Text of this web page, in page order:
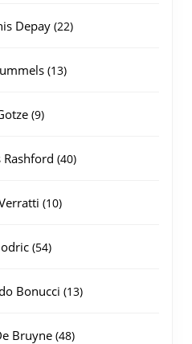
Depay 2222
1313
99
Rashford 4040
1010
5454
Bonucci 1313
Bruyne 4848